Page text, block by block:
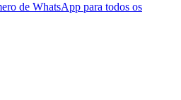
de WhatsApp para todos os